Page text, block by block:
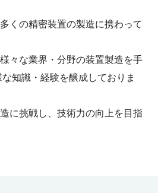
くの精密装置の製造に携わって
々な業界・分野の装置製造を手
知識・経験を醸成しておりま
に挑戦し、技術力の向上を目指